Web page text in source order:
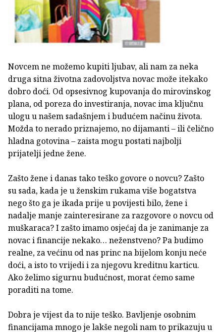
Novcem ne možemo kupiti ljubav, ali nam za neka
druga sitna životna zadovoljstva novac može itekako
dobro doći. Od opsesivnog kupovanja do mirovinskog
plana, od poreza do investiranja, novac ima ključnu
ulogu u našem sadašnjem i budućem načinu života.
Možda to nerado priznajemo, no dijamanti – ili čelično
hladna gotovina – zaista mogu postati najbolji
prijatelji jedne žene.
Zašto žene i danas tako teško govore o novcu? Zašto
su sada, kada je u ženskim rukama više bogatstva
nego što ga je ikada prije u povijesti bilo, žene i
nadalje manje zainteresirane za razgovore o novcu od
muškaraca? I zašto imamo osjećaj da je zanimanje za
novac i financije nekako… neženstveno? Pa budimo
realne, za većinu od nas princ na bijelom konju neće
doći, a isto to vrijedi i za njegovu kreditnu karticu.
Ako želimo sigurnu budućnost, morat ćemo same
poraditi na tome.
Dobra je vijest da to nije teško. Bavljenje osobnim
financijama mnogo je lakše negoli nam to prikazuju u